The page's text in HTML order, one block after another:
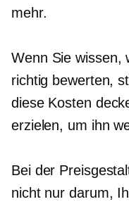
mehr.
Wenn Sie wissen,
richtig bewerten,
diese Kosten
erzielen, um ihn
Bei der
nicht nur darum,